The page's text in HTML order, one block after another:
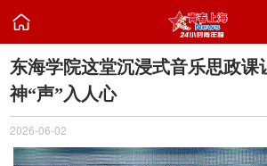

东海学院这堂沉浸式音乐思政课
神“声”入人心
2026-06-02